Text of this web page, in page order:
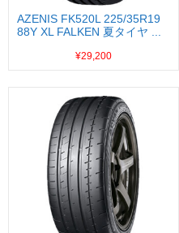
AZENIS FK520L 225/35R19
88Y XL FALKEN 夏タイヤ ...
¥29,200